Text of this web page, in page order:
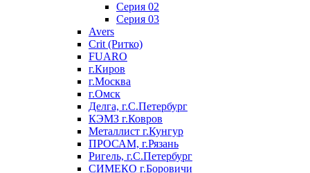
Серия 02
Серия 03
Avers
Crit (Ритко)
FUARO
г.Киров
г.Москва
г.Омск
Делга, г.С.Петербург
КЭМЗ г.Ковров
Металлист г.Кунгур
ПРОСАМ, г.Рязань
Ригель, г.С.Петербург
СИМЕКО г.Боровичи